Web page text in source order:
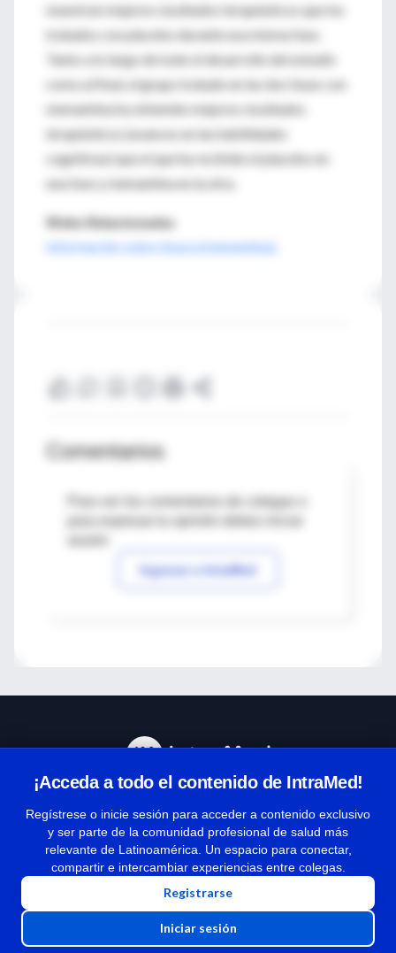
muestran mejores resultados terapéuticos que los
tratados con placebo durante esa misma fase.
Tanto a lo largo de todo el desarrollo del estudio
como al final, el grupo tratado en las dos fases con
memantina ha obtenido mejores resultados
terapéuticos (avances en las habilidades
cognitivas) que el que ha recibido el placebo en
una fase y memantina en la otra.
Webs Relacionadas
Información sobre Axura (mementina)
Comentarios
Para ver los comentarios de colegas o
Ingresar a IntraMed
¡Acceda a todo el contenido de IntraMed!
Regístrese o inicie sesión para acceder a contenido exclusivo
y ser parte de la comunidad profesional de salud más
relevante de Latinoamérica. Un espacio para conectar,
compartir e intercambiar experiencias entre colegas.
Registrarse
Iniciar sesión
Términos y condiciones
| Políticas de privacidad
| Todos los derechos reservados | Copyright 1997-2026